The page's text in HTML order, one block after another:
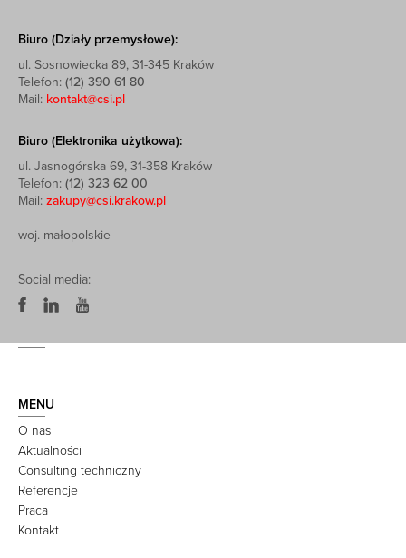
Biuro (Działy przemysłowe):
ul. Sosnowiecka 89, 31-345 Kraków
Telefon: (12) 390 61 80
Mail: kontakt@csi.pl
Biuro (Elektronika użytkowa):
ul. Jasnogórska 69, 31-358 Kraków
Telefon: (12) 323 62 00
Mail: zakupy@csi.krakow.pl
woj. małopolskie
Social media:
MENU
O nas
Aktualności
Consulting techniczny
Referencje
Praca
Kontakt